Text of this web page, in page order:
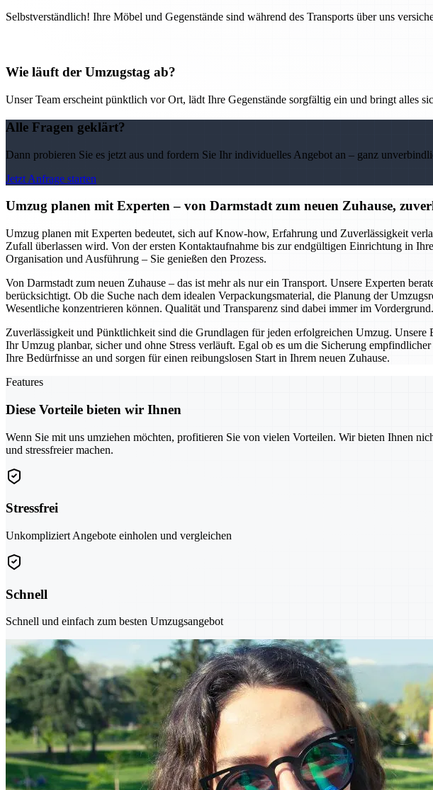
Selbstverständlich! Ihre Möbel und Gegenstände sind während des Transports über uns
Wie läuft der Umzugstag ab?
Unser Team erscheint pünktlich vor Ort, lädt Ihre Gegenstände sorgfältig ein und bringt alles
Alle Fragen geklärt?
Dann probieren Sie es jetzt aus und fordern Sie Ihr individuelles Angebot an – ganz
Jetzt Anfrage starten
Umzug planen mit Experten – von Darmstadt zum neuen Zuhause,
Umzug planen mit Experten bedeutet, sich auf Know-how, Erfahrung und Zuverlässigkeit
Zufall überlassen wird. Von der ersten Kontaktaufnahme bis zur endgültigen Einrichtung in
Organisation und Ausführung – Sie genießen den Prozess.
Von Darmstadt zum neuen Zuhause – das ist mehr als nur ein Transport. Unsere Experten
berücksichtigt. Ob die Suche nach dem idealen Verpackungsmaterial, die Planung der
Wesentliche konzentrieren können. Qualität und Transparenz sind dabei immer im Vordergrund.
Zuverlässigkeit und Pünktlichkeit sind die Grundlagen für jeden erfolgreichen Umzug.
Ihr Umzug planbar, sicher und ohne Stress verläuft. Egal ob es um die Sicherung
Ihre Bedürfnisse an und sorgen für einen reibungslosen Start in Ihrem neuen Zuhause.
Features
Diese Vorteile bieten wir Ihnen
Wenn Sie mit uns umziehen möchten, profitieren Sie von vielen Vorteilen. Wir bieten Ihnen
und stressfreier machen.
Stressfrei
Unkompliziert Angebote einholen und vergleichen
Schnell
Schnell und einfach zum besten Umzugsangebot